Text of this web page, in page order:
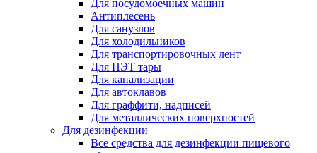
Для посудомоечных машин
Антиплесень
Для санузлов
Для холодильников
Для транспортировочных лент
Для ПЭТ тары
Для канализации
Для автоклавов
Для граффити, надписей
Для металлических поверхностей
Для дезинфекции
Все средства для дезинфекции пищевого